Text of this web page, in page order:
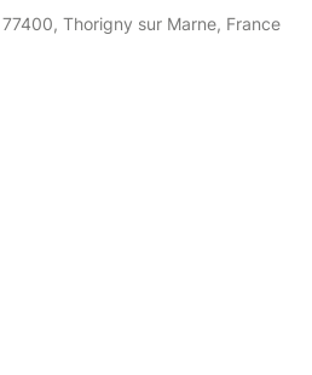
Thorigny sur Marne, France